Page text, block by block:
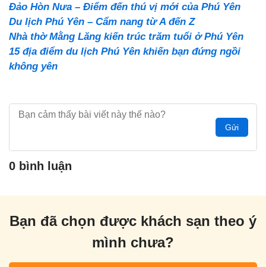
Đảo Hòn Nưa – Điểm đến thú vị mới của Phú Yên
Du lịch Phú Yên – Cẩm nang từ A đến Z
Nhà thờ Mằng Lăng kiến trúc trăm tuổi ở Phú Yên
15 địa điểm du lịch Phú Yên khiến bạn đứng ngồi
không yên
Gửi
0 bình luận
Bạn đã chọn được khách sạn theo ý
mình chưa?